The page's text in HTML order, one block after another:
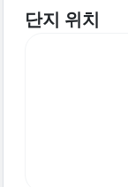
단지 위치